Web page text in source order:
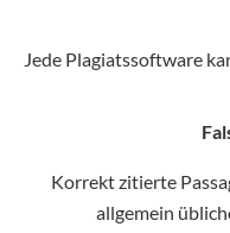
Jede Plagiatssoftware
Korrekt zitierte
allgemein